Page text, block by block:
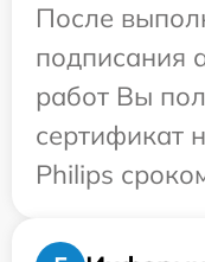
После
подписания
работ Вы
сертификат
Philips